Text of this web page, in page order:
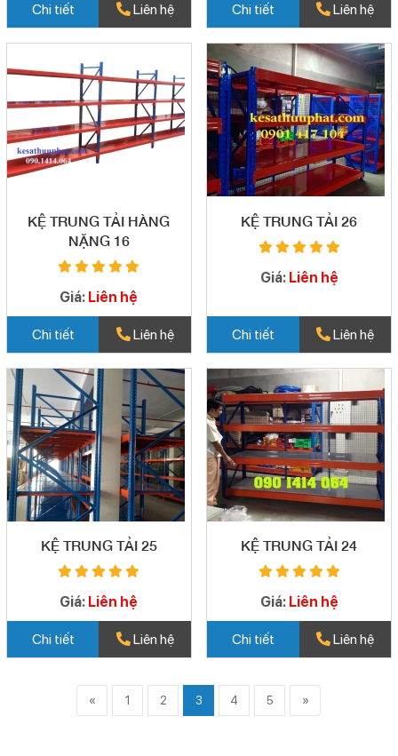
Chi tiết Liên hệ Chi tiết Liên hệ
KỆ TRUNG TẢI HÀNG
NẶNG 16
Giá: Liên hệ
Chi tiết Liên hệ
KỆ TRUNG TẢI 26
Giá: Liên hệ
Chi tiết Liên hệ
KỆ TRUNG TẢI 25
Giá: Liên hệ
Chi tiết Liên hệ
KỆ TRUNG TẢI 24
Giá: Liên hệ
Chi tiết Liên hệ
« 1 2 3 4 5 »